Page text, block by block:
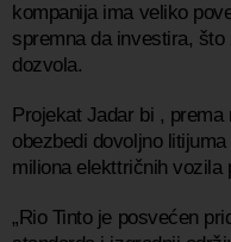
kompanija ima veliko
spremna da investira,
dozvola.
Projekat Jadar bi ,
obezbedi dovoljno
miliona elekttričnih vozila
„Rio Tinto je posvećen